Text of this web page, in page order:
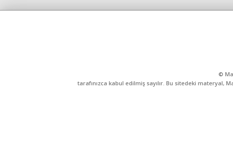
©
tarafınızca kabul edilmiş sayılır. Bu sitedeki materyal,